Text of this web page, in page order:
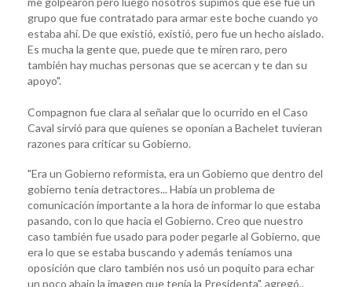
grupo que fue contratado para armar este boche cuando yo
estaba ahí. De que existió, existió, pero fue un hecho aislado.
Es mucha la gente que, puede que te miren raro, pero
también hay muchas personas que se acercan y te dan su
apoyo".
Compagnon fue clara al señalar que lo ocurrido en el Caso
Caval sirvió para que quienes se oponían a Bachelet tuvieran
razones para criticar su Gobierno.
"Era un Gobierno reformista, era un Gobierno que dentro del
gobierno tenía detractores... Había un problema de
comunicación importante a la hora de informar lo que estaba
pasando, con lo que hacia el Gobierno. Creo que nuestro
caso también fue usado para poder pegarle al Gobierno, que
era lo que se estaba buscando y además teníamos una
oposición que claro también nos usó un poquito para echar
un poco abajo la imagen que tenía la Presidenta", agregó..